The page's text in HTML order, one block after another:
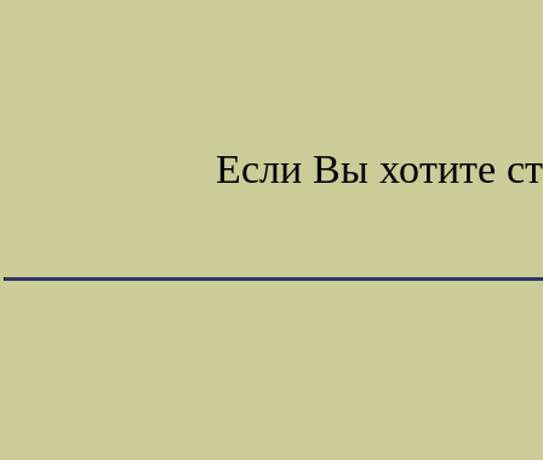
Если Вы хотите